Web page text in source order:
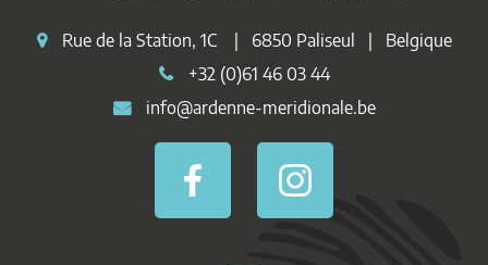
Rue de la Station, 1C | 6850 Paliseul | Belgique
+32 (0)61 46 03 44
info@ardenne-meridionale.be